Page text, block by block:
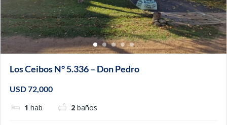
Los Ceibos N° 5.336 – Don Pedro
USD 72,000
1 hab 2 baños